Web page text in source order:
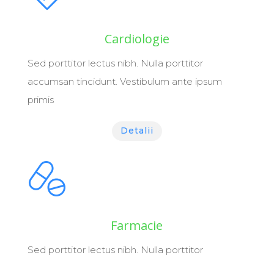
Cardiologie
Sed porttitor lectus nibh. Nulla porttitor
accumsan tincidunt. Vestibulum ante ipsum
primis
Detalii
Farmacie
Sed porttitor lectus nibh. Nulla porttitor